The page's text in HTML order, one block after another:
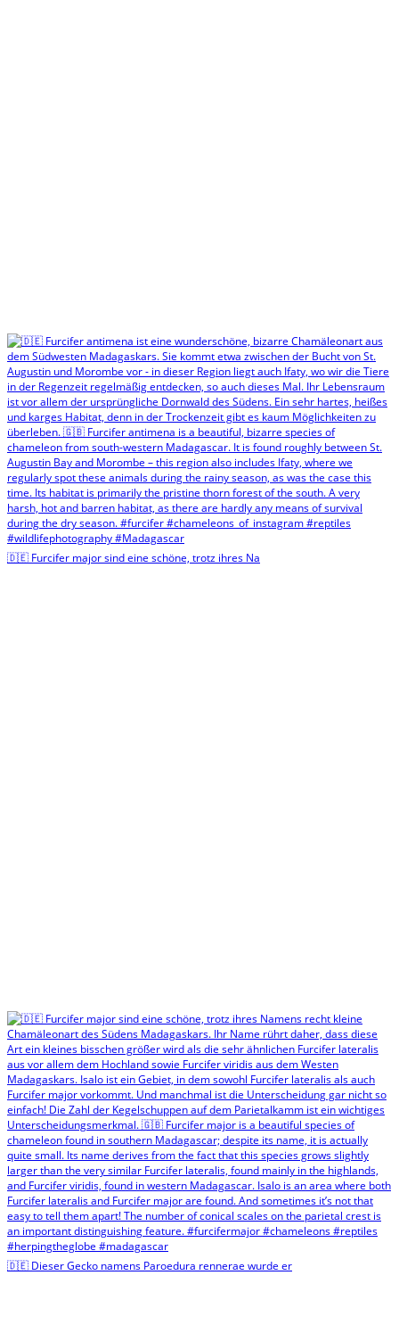
🇩🇪 Furcifer major sind eine schöne, trotz ihres Na
🇩🇪 Dieser Gecko namens Paroedura rennerae wurde er